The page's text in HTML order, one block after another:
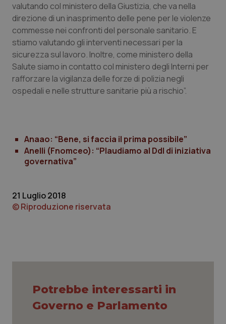
Liguria
Lombardia
Marche
Molise
Provincia Autonoma di Bolzano
Provincia Autonoma di Trento
Puglia
Umbria
Disturbi dell’umore
Dolore
Donna & Salute
Epatiti
Infezioni & Febbre
Ipertensione & Scompenso
Malattie rare
Oftalmologia
valutando col ministero della Giustizia, che va nella
direzione di un inasprimento delle pene per le violenze
commesse nei confronti del personale sanitario. E
stiamo valutando gli interventi necessari per la
sicurezza sul lavoro. Inoltre, come ministero della
Salute siamo in contatto col ministero degli Interni per
rafforzare la vigilanza delle forze di polizia negli
ospedali e nelle strutture sanitarie più a rischio”.
Anaao: “Bene, si faccia il prima possibile”
Anelli (Fnomceo): “Plaudiamo al Ddl di iniziativa
governativa”
21 Luglio 2018
© Riproduzione riservata
Potrebbe interessarti in
Governo e Parlamento